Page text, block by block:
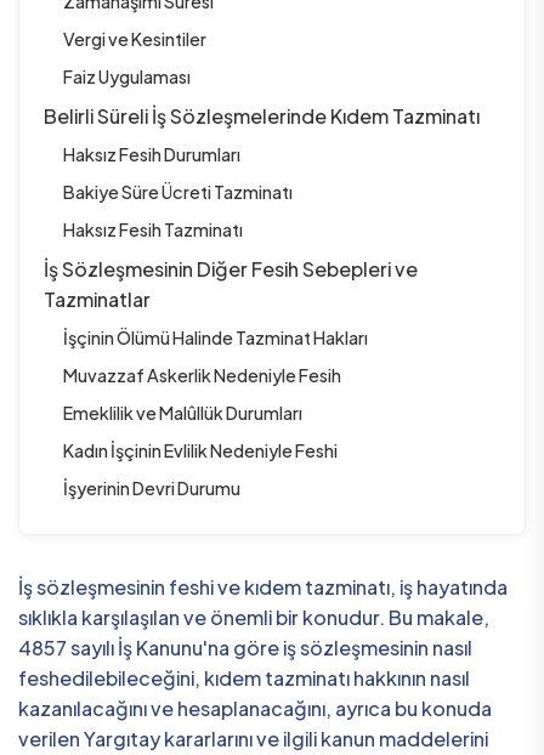
Vergi ve Kesintiler
Faiz Uygulaması
Belirli Süreli İş Sözleşmelerinde Kıdem Tazminatı
Haksız Fesih Durumları
Bakiye Süre Ücreti Tazminatı
Haksız Fesih Tazminatı
İş Sözleşmesinin Diğer Fesih Sebepleri ve
Tazminatlar
İşçinin Ölümü Halinde Tazminat Hakları
Muvazzaf Askerlik Nedeniyle Fesih
Emeklilik ve Malûllük Durumları
Kadın İşçinin Evlilik Nedeniyle Feshi
İşyerinin Devri Durumu
İş sözleşmesinin feshi ve kıdem tazminatı, iş hayatında
sıklıkla karşılaşılan ve önemli bir konudur. Bu makale,
4857 sayılı İş Kanunu'na göre iş sözleşmesinin nasıl
feshedilebileceğini, kıdem tazminatı hakkının nasıl
kazanılacağını ve hesaplanacağını, ayrıca bu konuda
verilen Yargıtay kararlarını ve ilgili kanun maddelerini